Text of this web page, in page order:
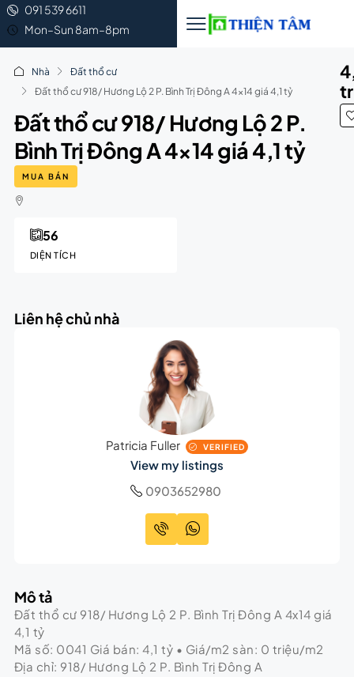
091 539 6611
Mon–Sun 8am–8pm
Nhà
Đất thổ cư
Đất thổ cư 918/ Hương Lộ 2 P. Bình Trị Đông A 4×14 giá 4,1 tỷ
Đất thổ cư 918/ Hương Lộ 2 P.
Bình Trị Đông A 4×14 giá 4,1 tỷ
MUA BÁN
DIỆN TÍCH
56
Liên hệ chủ nhà
Patricia Fuller VERIFIED
View my listings
0903652980
Mô tả
Đất thổ cư 918/ Hương Lộ 2 P. Bình Trị Đông A 4x14 giá
4,1 tỷ
Mã số: 0041 Giá bán: 4,1 tỷ • Giá/m2 sàn: 0 triệu/m2
Địa chỉ: 918/ Hương Lộ 2 P. Bình Trị Đông A